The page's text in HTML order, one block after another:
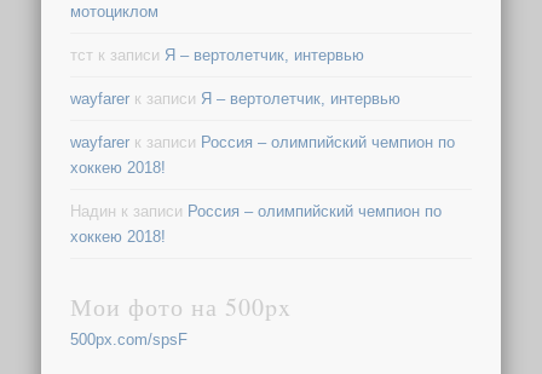
мотоциклом
тст к записи Я – вертолетчик, интервью
wayfarer к записи Я – вертолетчик, интервью
wayfarer к записи Россия – олимпийский чемпион по
хоккею 2018!
Надин к записи Россия – олимпийский чемпион по
хоккею 2018!
Мои фото на 500px
500px.com/spsF